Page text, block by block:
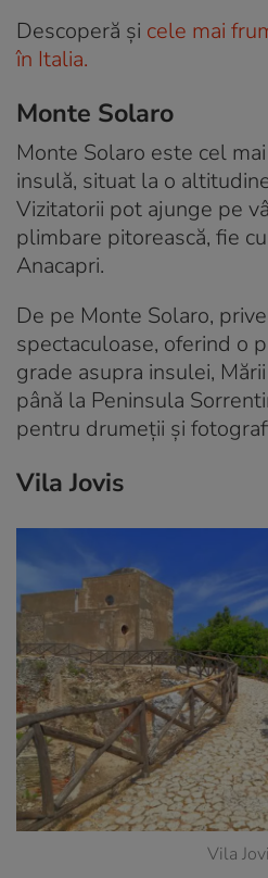
Descoperă și cele mai
în Italia.
Monte Solaro
Monte Solaro este cel
insulă, situat la o
Vizitatorii pot ajunge pe
plimbare pitorească, fie
Anacapri.
De pe Monte Solaro,
spectaculoase, oferind o
grade asupra insulei,
până la Peninsula
pentru drumeții și
Vila Jovis
Vila